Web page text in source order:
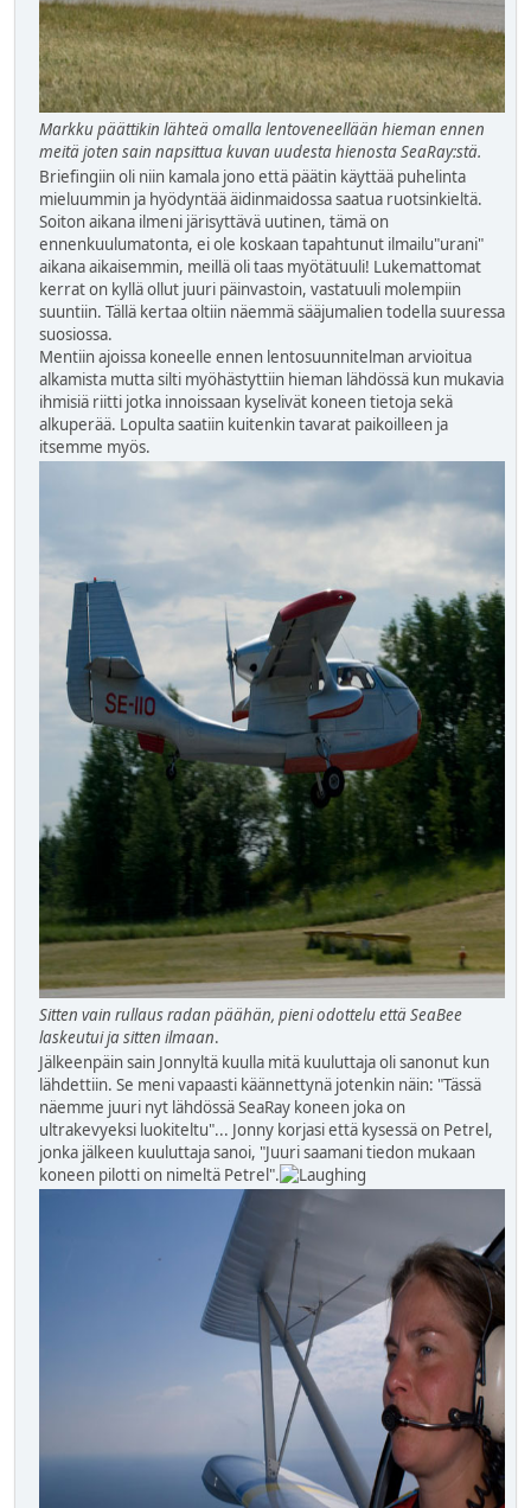
Markku päättikin lähteä omalla lentoveneellään hieman ennen
meitä joten sain napsittua kuvan uudesta hienosta SeaRay:stä.
Briefingiin oli niin kamala jono että päätin käyttää puhelinta
mieluummin ja hyödyntää äidinmaidossa saatua ruotsinkieltä.
Soiton aikana ilmeni järisyttävä uutinen, tämä on
ennenkuulumatonta, ei ole koskaan tapahtunut ilmailu"urani"
aikana aikaisemmin, meillä oli taas myötätuuli! Lukemattomat
kerrat on kyllä ollut juuri päinvastoin, vastatuuli molempiin
suuntiin. Tällä kertaa oltiin näemmä sääjumalien todella suuressa
suosiossa.
Mentiin ajoissa koneelle ennen lentosuunnitelman arvioitua
alkamista mutta silti myöhästyttiin hieman lähdössä kun mukavia
ihmisiä riitti jotka innoissaan kyselivät koneen tietoja sekä
alkuperää. Lopulta saatiin kuitenkin tavarat paikoilleen ja
itsemme myös.
Sitten vain rullaus radan päähän, pieni odottelu että SeaBee
laskeutui ja sitten ilmaan.
Jälkeenpäin sain Jonnyltä kuulla mitä kuuluttaja oli sanonut kun
lähdettiin. Se meni vapaasti käännettynä jotenkin näin: "Tässä
näemme juuri nyt lähdössä SeaRay koneen joka on
ultrakevyeksi luokiteltu"... Jonny korjasi että kysessä on Petrel,
jonka jälkeen kuuluttaja sanoi, "Juuri saamani tiedon mukaan
koneen pilotti on nimeltä Petrel".